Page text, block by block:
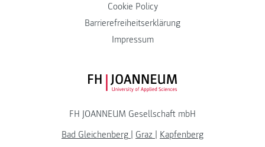
Cookie Policy
Barrierefreiheitserklärung
Impressum
FH JOANNEUM Logo
FH JOANNEUM Gesellschaft mbH
Bad Gleichenberg
Graz
Kapfenberg